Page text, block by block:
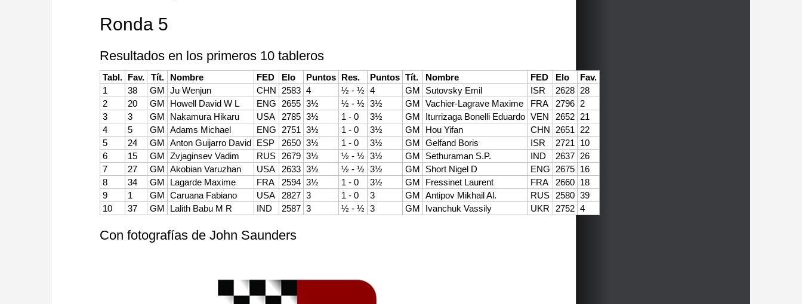
Ronda 5
Resultados en los primeros 10 tableros
Tabl. Fav. Tít. Nombre FED Elo Puntos Res. Puntos Tít. Nombre FED Elo
Fav.
1
38 GM Ju Wenjun CHN 2583 4 ½ - ½ 4 GM Sutovsky Emil ISR 2628 28
2
20 GM Howell David W L ENG 2655 3½ ½ - ½ 3½ GM Vachier-Lagrave Maxime FRA 2796 2
3
3 GM Nakamura Hikaru USA 2785 3½ 1 - 0 3½ GM Iturrizaga Bonelli Eduardo VEN 2652 21
4
5 GM Adams Michael ENG 2751 3½ 1 - 0 3½ GM Hou Yifan CHN 2651
22
5
24 GM Anton Guijarro David ESP 2650 3½ 1 - 0 3½ GM Gelfand Boris ISR 2721
10
6
15 GM Zvjaginsev Vadim RUS 2679 3½ ½ - ½ 3½ GM Sethuraman S.P. IND 2637 26
7
27 GM Akobian Varuzhan USA 2633 3½ ½ - ½ 3½ GM Short Nigel D ENG 2675 16
8
34 GM Lagarde Maxime FRA 2594 3½ 1 - 0 3½ GM Fressinet Laurent FRA 2660 18
9
1 GM Caruana Fabiano USA 2827 3 1 - 0 3 GM Antipov Mikhail Al. RUS 2580 39
10
37 GM Lalith Babu M R IND 2587 3 ½ - ½ 3 GM Ivanchuk Vassily UKR 2752 4
Con fotografías de John Saunders